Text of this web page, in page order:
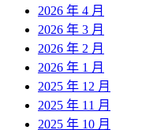
2026 年 4 月
2026 年 3 月
2026 年 2 月
2026 年 1 月
2025 年 12 月
2025 年 11 月
2025 年 10 月